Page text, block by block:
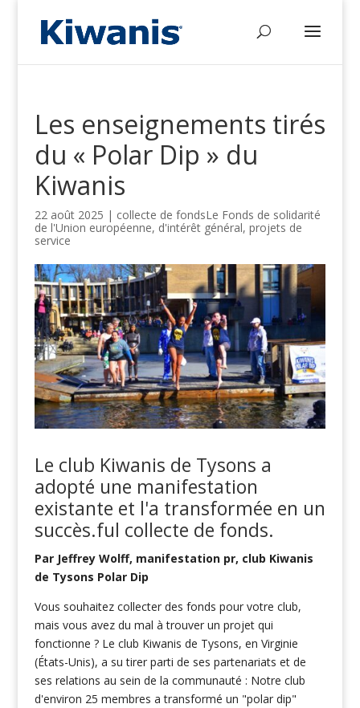
Les enseignements tirés
du « Polar Dip » du
Kiwanis
22 août 2025 | collecte de fondsLe Fonds de solidarité
de l'Union européenne, d'intérêt général, projets de
service
Le club Kiwanis de Tysons a
adopté une manifestation
existante et l'a transformée en un
succès.ful collecte de fonds.
Par Jeffrey Wolff, manifestation pr, club Kiwanis
de Tysons Polar Dip
Vous souhaitez collecter des fonds pour votre club,
mais vous avez du mal à trouver un projet qui
fonctionne ? Le club Kiwanis de Tysons, en Virginie
(États-Unis), a su tirer parti de ses partenariats et de
ses relations au sein de la communauté : Notre club
d'environ 25 membres a transformé un "polar dip"